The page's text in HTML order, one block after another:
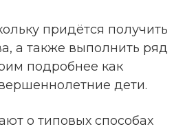
придётся получить
а также выполнить ряд
подробнее как
дети.
о типовых способах